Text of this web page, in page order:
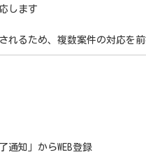
します
るため、複数案件の対応を前
知」からWEB登録